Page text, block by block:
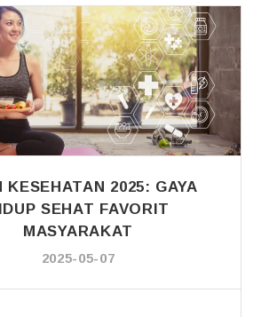
KESEHATAN 2025: GAYA
SEHAT FAVORIT
MASYARAKAT
2025-05-07